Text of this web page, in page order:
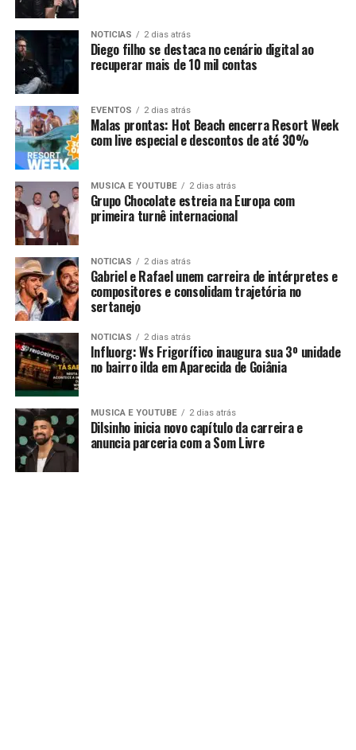
NOTICIAS 2 dias atrás
Diego filho se destaca no cenário digital ao
recuperar mais de 10 mil contas
EVENTOS 2 dias atrás
Malas prontas: Hot Beach encerra Resort Week
com live especial e descontos de até 30%
MUSICA E YOUTUBE 2 dias atrás
Grupo Chocolate estreia na Europa com
primeira turnê internacional
NOTICIAS 2 dias atrás
Gabriel e Rafael unem carreira de intérpretes e
compositores e consolidam trajetória no
sertanejo
NOTICIAS 2 dias atrás
Influorg: Ws Frigorífico inaugura sua 3º unidade
no bairro ilda em Aparecida de Goiânia
MUSICA E YOUTUBE 2 dias atrás
Dilsinho inicia novo capítulo da carreira e
anuncia parceria com a Som Livre